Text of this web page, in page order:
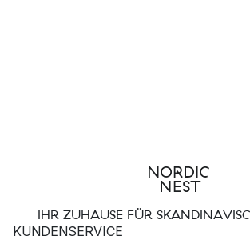
IHR ZUHAUSE FÜR
KUNDENSERVICE